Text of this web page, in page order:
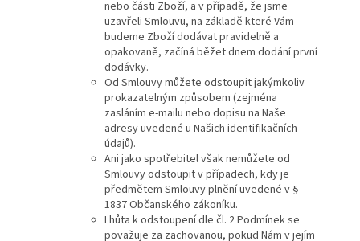
nebo části Zboží, a v případě, že jsme
uzavřeli Smlouvu, na základě které Vám
budeme Zboží dodávat pravidelně a
opakovaně, začíná běžet dnem dodání první
dodávky.
Od Smlouvy můžete odstoupit jakýmkoliv
prokazatelným způsobem (zejména
zasláním e-mailu nebo dopisu na Naše
adresy uvedené u Našich identifikačních
údajů).
Ani jako spotřebitel však nemůžete od
Smlouvy odstoupit v případech, kdy je
předmětem Smlouvy plnění uvedené v §
1837 Občanského zákoníku.
Lhůta k odstoupení dle čl. 2 Podmínek se
považuje za zachovanou, pokud Nám v jejím